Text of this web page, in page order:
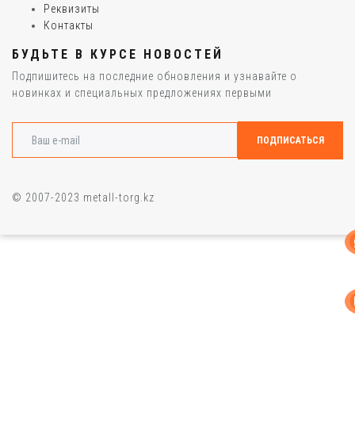
Реквизиты
Контакты
БУДЬТЕ В КУРСЕ НОВОСТЕЙ
Подпишитесь на последние обновления и узнавайте о
новинках и специальных предложениях первыми
© 2007-2023 metall-torg.kz